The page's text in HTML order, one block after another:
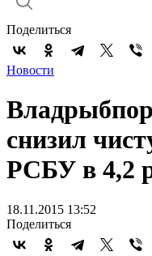
Поделиться
Новости
снизил
РСБУ в 4,2
18.11.2015 13:52
Поделиться